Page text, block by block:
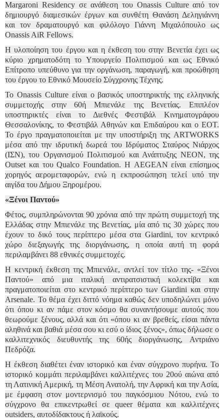
Margaroni Residency σε ανάθεση του Onassis Culture από τον
δημιουργό διαμεσικών έργων και συνθέτη Θανάση Δεληγιάννη
και τον δραματουργό και φιλόλογο Γιάννη Μιχαλόπουλο ως
Onassis AiR Fellows.
Η υλοποίηση του έργου και η έκθεση του στην Βενετία έχει ως
κύριο χρηματοδότη το Υπουργείο Πολιτισμού και ως Εθνικό
Επίτροπο υπεύθυνο για την οργάνωση, παραγωγή, και προώθηση
του έργου το Εθνικό Μουσείο Σύγχρονης Τέχνης.
Το Onassis Culture είναι ο βασικός υποστηρικτής της ελληνικής
συμμετοχής στην 60ή Μπιενάλε της Βενετίας. Επιπλέον
υποστηρικτές είναι το Διεθνές Φεστιβάλ Κινηματογράφου
Θεσσαλονίκης, το Φεστιβάλ Αθηνών και Επιδαύρου και ο ΕΟΤ.
Το έργο πραγματοποιείται με την υποστήριξη της ARTWORKS
μέσα από την ιδρυτική δωρεά του Ιδρύματος Σταύρος Νιάρχος
(ΙΣΝ), του Οργανισμού Πολιτισμού και Ανάπτυξης ΝΕΟΝ, της
Outset και του Qualco Foundation. Η AEGEAN είναι επίσημος
χορηγός αερομεταφορών, ενώ η εκπροσώπηση τελεί υπό την
αιγίδα του Δήμου Ξηρομέρου.
«Ξένοι Παντού»
Φέτος, συμπληρώνονται 90 χρόνια από την πρώτη συμμετοχή της
Ελλάδας στην Μπιενάλε της Βενετίας, μία από τις 30 χώρες που
έχουν το δικό τους περίπτερο μέσα στα Giardini, τον κεντρικό
χώρο διεξαγωγής της διοργάνωσης, η οποία αυτή τη φορά
περιλαμβάνει 88 εθνικές συμμετοχές.
Η κεντρική έκθεση της Μπιενάλε, αντλεί τον τίτλο της- «Ξένοι
Παντού» από μια ιταλική αντιρατσιστική κολεκτίβα και
πραγματοποιείται στο κεντρικό περίπτερο των Giardini και στην
Arsenale. Το θέμα έχει διττό νόημα καθώς δεν υποδηλώνει μόνο
ότι όπου κι αν πάμε στον κόσμο θα συναντήσουμε αυτούς που
θεωρούμε ξένους, αλλά και ότι «όπου κι αν βρεθείς, είσαι πάντα
αληθινά και βαθιά μέσα σου κι εσύ ο ίδιος ξένος», όπως δήλωσε ο
καλλιτεχνικός διευθυντής της 60ής διοργάνωσης, Αντριάνο
Πεδρόζα.
Η έκθεση διαθέτει έναν ιστορικό και έναν σύγχρονο πυρήνα. Το
ιστορικό κομμάτι περιλαμβάνει καλλιτέχνες του 20ού αιώνα από
τη Λατινική Αμερική, τη Μέση Ανατολή, την Αφρική και την Ασία,
με έμφαση στον μοντερνισμό του παγκόσμιου Νότου, ενώ το
σύγχρονο θα επικεντρωθεί σε queer θέματα και καλλιτέχνες
outsiders, αυτοδίδακτους ή λαϊκούς.